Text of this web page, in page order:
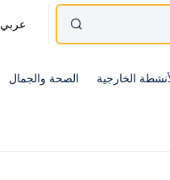
عربي
الخارجية الصحة والجمال